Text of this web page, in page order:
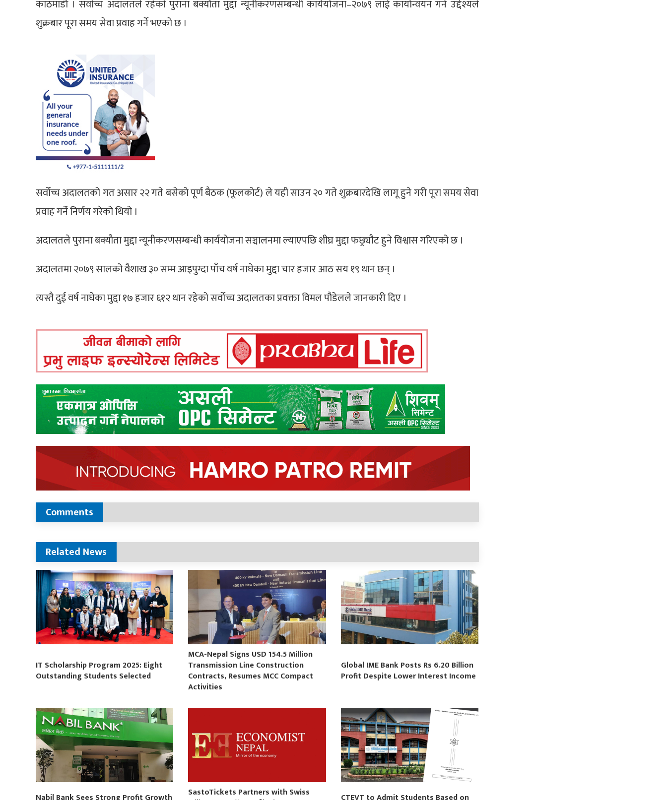
काठमाडौँ । सर्वोच्च अदालतले रहेको पुराना बक्यौता मुद्दा न्यूनीकरणसम्बन्धी कार्ययोजना–२०७९ लाई कार्यान्वयन गर्ने उद्देश्यले
शुक्रबार पूरा समय सेवा प्रवाह गर्ने भएको छ ।
सर्वोच्च अदालतको गत असार २२ गते बसेको पूर्ण बैठक (फूलकोर्ट) ले यही साउन २० गते शुक्रबारदेखि लागू हुने गरी पूरा समय सेवा
प्रवाह गर्ने निर्णय गरेको थियो ।
अदालतले पुराना बक्यौता मुद्दा न्यूनीकरणसम्बन्धी कार्ययोजना सञ्चालनमा ल्याएपछि शीघ्र मुद्दा फछ्र्यौट हुने विश्वास गरिएको छ ।
अदालतमा २०७९ सालको वैशाख ३० सम्म आइपुग्दा पाँच वर्ष नाघेका मुद्दा चार हजार आठ सय १९ थान छन् ।
त्यस्तै दुई वर्ष नाघेका मुद्दा १७ हजार ६१२ थान रहेको सर्वोच्च अदालतका प्रवक्ता विमल पौडेलले जानकारी दिए ।
Comments
Related News
IT Scholarship Program 2025: Eight
Outstanding Students Selected
MCA-Nepal Signs USD 154.5 Million
Transmission Line Construction
Contracts, Resumes MCC Compact
Activities
Global IME Bank Posts Rs 6.20 Billion
Profit Despite Lower Interest Income
SastoTickets Partners with Swiss